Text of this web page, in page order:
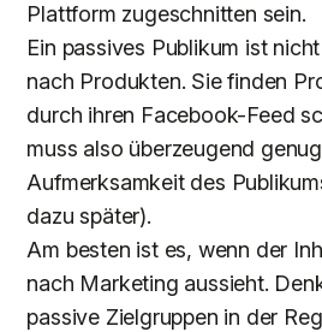
Plattform zugeschnitten sein.
Ein passives Publikum ist
nach Produkten. Sie finden
durch ihren Facebook-Feed
muss also überzeugend
Aufmerksamkeit des
dazu später).
Am besten ist es, wenn der
nach Marketing aussieht.
passive Zielgruppen in der